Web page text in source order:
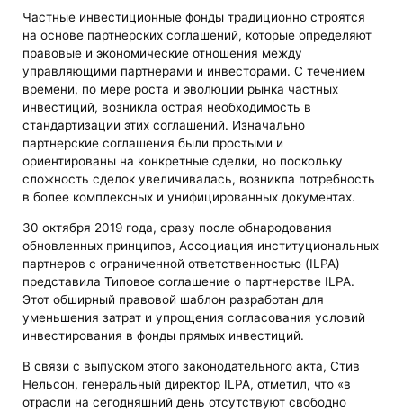
Частные инвестиционные фонды традиционно строятся
на основе партнерских соглашений, которые определяют
правовые и экономические отношения между
управляющими партнерами и инвесторами. С течением
времени, по мере роста и эволюции рынка частных
инвестиций, возникла острая необходимость в
стандартизации этих соглашений. Изначально
партнерские соглашения были простыми и
ориентированы на конкретные сделки, но поскольку
сложность сделок увеличивалась, возникла потребность
в более комплексных и унифицированных документах.
30 октября 2019 года, сразу после обнародования
обновленных принципов, Ассоциация институциональных
партнеров с ограниченной ответственностью (ILPA)
представила Типовое соглашение о партнерстве ILPA.
Этот обширный правовой шаблон разработан для
уменьшения затрат и упрощения согласования условий
инвестирования в фонды прямых инвестиций.
В связи с выпуском этого законодательного акта, Стив
Нельсон, генеральный директор ILPA, отметил, что «в
отрасли на сегодняшний день отсутствуют свободно